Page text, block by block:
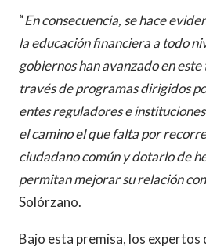
“En consecuencia, se hace
la educación financiera a todo
gobiernos han avanzado en
través de programas dirigidos
entes reguladores e
el camino el que falta por
ciudadano común y dotarlo de
permitan mejorar su relación
Solórzano.
Bajo esta premisa, los expertos